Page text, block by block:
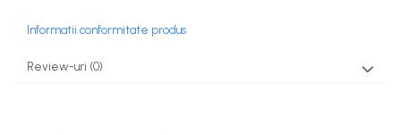
Informatii conformitate produs
Review-uri (0)